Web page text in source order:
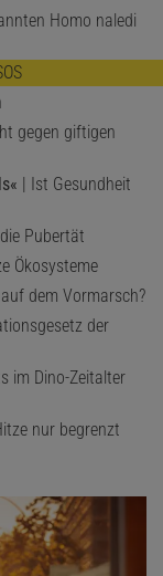
Homo naledi
gegen giftigen
| Ist Gesundheit
Pubertät
Ökosysteme
dem Vormarsch?
der
im Dino-Zeitalter
nur begrenzt